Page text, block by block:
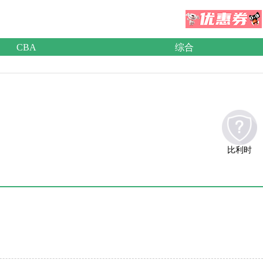
CBA 综合
比利时